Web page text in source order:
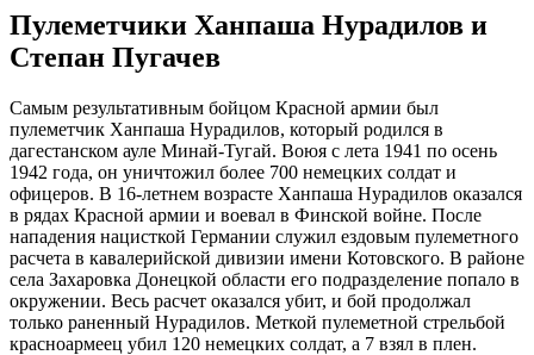
Пулеметчики Ханпаша Нурадилов и
Степан Пугачев
Самым результативным бойцом Красной армии был
пулеметчик Ханпаша Нурадилов, который родился в
дагестанском ауле Минай-Тугай. Воюя с лета 1941 по осень
1942 года, он уничтожил более 700 немецких солдат и
офицеров. В 16-летнем возрасте Ханпаша Нурадилов оказался
в рядах Красной армии и воевал в Финской войне. После
нападения нацисткой Германии служил ездовым пулеметного
расчета в кавалерийской дивизии имени Котовского. В районе
села Захаровка Донецкой области его подразделение попало в
окружении. Весь расчет оказался убит, и бой продолжал
только раненный Нурадилов. Меткой пулеметной стрельбой
красноармеец убил 120 немецких солдат, а 7 взял в плен.